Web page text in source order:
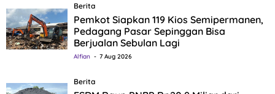
Berita
Pemkot Siapkan 119 Kios Semipermanen,
Pedagang Pasar Sepinggan Bisa
Berjualan Sebulan Lagi
Alfian 7 Aug 2026
Berita